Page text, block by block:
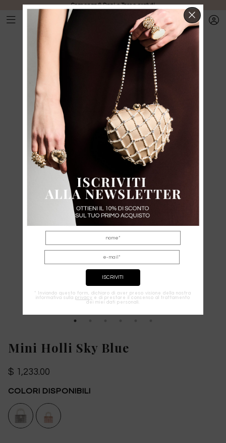
Consegna & Dazi e Tasse gratuti
Mini Holli Sky Blue
$ 1,233.00
COLORI DISPONIBILI
* Inviando questo form, dichiaro di aver preso visione della nostra
informativa sulla privacy e di prestare il consenso al trattamento
dei miei dati personali.